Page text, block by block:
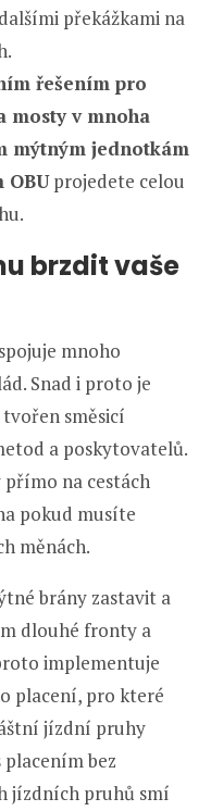
překážkami na
řešením pro
mosty v mnoha
mýtným jednotkám
OBUprojedete celou
brzdit vaše
mnoho
Snad i proto je
směsicí
a poskytovatelů.
na cestách
pokud musíte
měnách.
brány zastavit a
dlouhé fronty a
implementuje
placení, pro které
jízdní pruhy
bez
jízdních pruhů smí